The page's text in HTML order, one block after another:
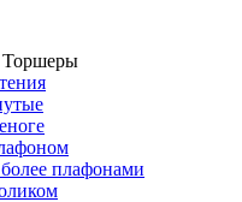
Торшеры
плафонами